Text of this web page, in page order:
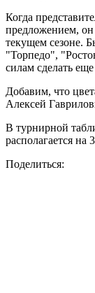
Когда
предложением, он
текущем сезоне.
"Торпедо",
силам сделать
Добавим, что
Алексей
В турнирной
располагается на
Поделиться: